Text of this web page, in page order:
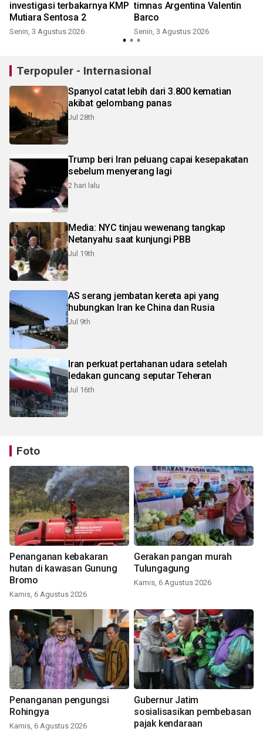
investigasi terbakarnya KMP
Mutiara Sentosa 2
Senin, 3 Agustus 2026
timnas Argentina Valentin
Barco
Senin, 3 Agustus 2026
Terpopuler - Internasional
Spanyol catat lebih dari 3.800 kematian
akibat gelombang panas
Jul 28th
Trump beri Iran peluang capai kesepakatan
sebelum menyerang lagi
2 hari lalu
Media: NYC tinjau wewenang tangkap
Netanyahu saat kunjungi PBB
Jul 19th
AS serang jembatan kereta api yang
hubungkan Iran ke China dan Rusia
Jul 9th
Iran perkuat pertahanan udara setelah
ledakan guncang seputar Teheran
Jul 16th
Foto
Penanganan kebakaran
hutan di kawasan Gunung
Bromo
Kamis, 6 Agustus 2026
Gerakan pangan murah
Tulungagung
Kamis, 6 Agustus 2026
Penanganan pengungsi
Rohingya
Kamis, 6 Agustus 2026
Gubernur Jatim
sosialisasikan pembebasan
pajak kendaraan